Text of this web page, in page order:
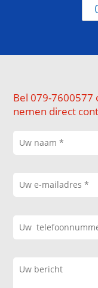
Bel 079-7600577
nemen direct